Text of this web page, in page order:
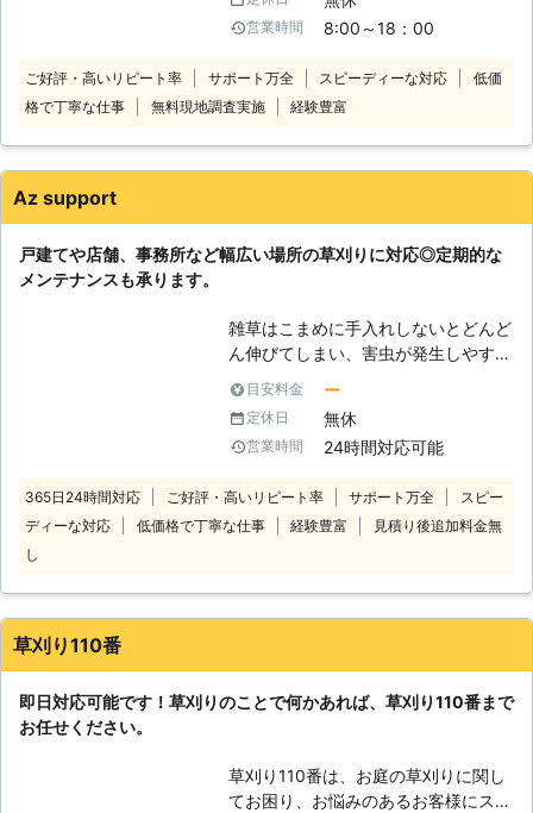
ますので、現場での事前調査をしっか
りとおこない、お見積りを提示させて
いただきます。（別途基本料金が掛か
ります。） 草刈りのことで何かあり
ましたらお気軽にご相談ください。
岐阜市・埼玉県・沖縄県を中心に地域
密着で対応していますのでお任せくだ
混み合いリピーターも増えておりま
す。お早目の予約をお願いいたしま
ますので、ご参考程度に目を通してい
ただければ幸いです。
営業時間 8:00～18：00
ご好評・高いリピート率 サポート万全 スピーディーな対応
低価
格で丁寧な仕事
無料現地調査実施 経験豊富
Az support
戸建てや店舗、事務所など幅広い場所の草刈りに対応◎定期的な
メンテナンスも承ります。
雑草はこまめに手入れしないとどんど
ん伸びてしまい、害虫が発生しやすく
なります。また、土の栄養が雑草に吸
収されることで大切な庭木に栄養が行
き届かず生育不良になるおそれがある
ため、伸びた雑草を放置しないように
が難しい方は当社にお任せください。
当社は、そのような雑草をスピーディ
も対応しておりますのでご安心くださ
談くださいませ。
目安料金 ー
定休日 無休
営業時間 24時間対応可能
365日24時間対応 ご好評・高いリピート率 サポート万全
スピー
ディーな対応
低価格で丁寧な仕事 経験豊富
見積り後追加料金無
し
草刈り110番
即日対応可能です！草刈りのことで何かあれば、草刈り110番まで
お任せください。
草刈り110番は、お庭の草刈りに関し
てお困り、お悩みのあるお客様にスピ